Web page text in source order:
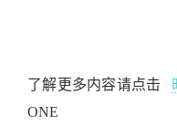
了解更多内容请点击
ONE